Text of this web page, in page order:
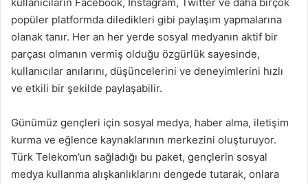
popüler platformda diledikleri gibi paylaşım yapmalarına
olanak tanır. Her an her yerde sosyal medyanın aktif bir
parçası olmanın vermiş olduğu özgürlük sayesinde,
kullanıcılar anılarını, düşüncelerini ve deneyimlerini hızlı
ve etkili bir şekilde paylaşabilir.
Günümüz gençleri için sosyal medya, haber alma, iletişim
kurma ve eğlence kaynaklarının merkezini oluşturuyor.
Türk Telekom’un sağladığı bu paket, gençlerin sosyal
medya kullanma alışkanlıklarını dengede tutarak, onlara